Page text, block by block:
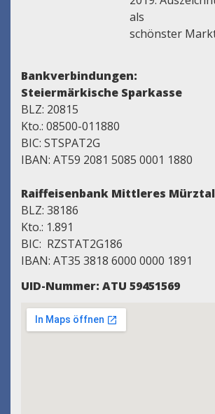
als
schönster
Bankverbindungen:
Steiermärkische Sparkasse
BLZ: 20815
Kto.: 08500-011880
BIC: STSPAT2G
IBAN: AT59 2081 5085 0001 1880
Raiffeisenbank Mittleres Mürztal
BLZ: 38186
Kto.: 1.891
BIC: RZSTAT2G186
IBAN: AT35 3818 6000 0000 1891
UID-Nummer: ATU 59451569